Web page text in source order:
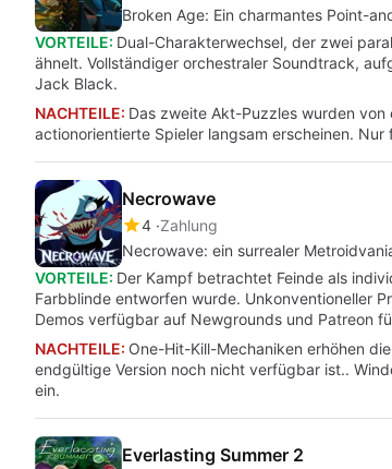
Broken Age: Ein charmantes Point-
VORTEILE: Dual-Charakterwechsel, der zwei
ähnelt. Vollständiger orchestraler Soundtrack,
Jack Black.
NACHTEILE: Das zweite Akt-Puzzles wurden
actionorientierte Spieler langsam erscheinen.
Necrowave
4 Zahlung
Necrowave: ein surrealer
VORTEILE: Der Kampf betrachtet Feinde als
Farbblinde entworfen wurde. Unkonventioneller
Demos verfügbar auf Newgrounds und Patreon
NACHTEILE: One-Hit-Kill-Mechaniken erhöhen
endgültige Version noch nicht verfügbar ist..
ein.
Everlasting Summer 2